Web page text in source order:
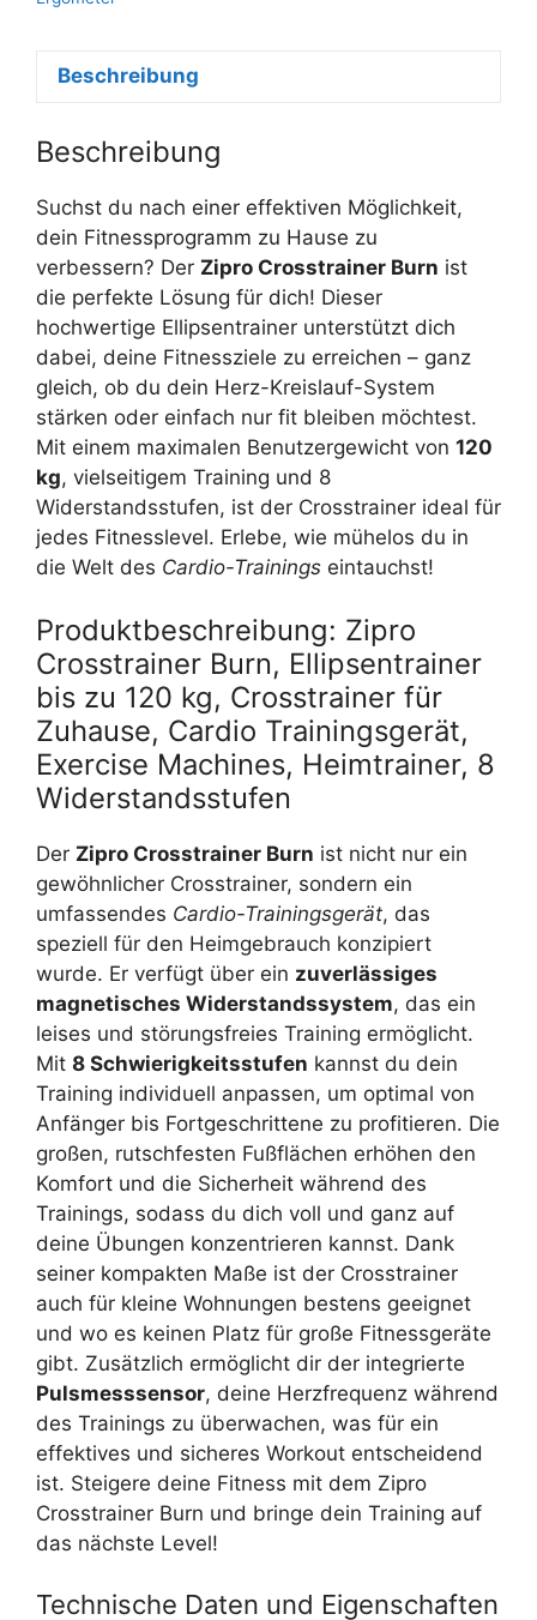
Beschreibung
Beschreibung
Suchst du nach einer effektiven Möglichkeit,
dein Fitnessprogramm zu Hause zu
verbessern? Der Zipro Crosstrainer Burn ist
die perfekte Lösung für dich! Dieser
hochwertige Ellipsentrainer unterstützt dich
dabei, deine Fitnessziele zu erreichen – ganz
gleich, ob du dein Herz-Kreislauf-System
stärken oder einfach nur fit bleiben möchtest.
Mit einem maximalen Benutzergewicht von 120
kg, vielseitigem Training und 8
Widerstandsstufen, ist der Crosstrainer ideal für
jedes Fitnesslevel. Erlebe, wie mühelos du in
die Welt des Cardio-Trainings eintauchst!
Produktbeschreibung: Zipro
Crosstrainer Burn, Ellipsentrainer
bis zu 120 kg, Crosstrainer für
Zuhause, Cardio Trainingsgerät,
Exercise Machines, Heimtrainer, 8
Widerstandsstufen
Der Zipro Crosstrainer Burn ist nicht nur ein
gewöhnlicher Crosstrainer, sondern ein
umfassendes Cardio-Trainingsgerät, das
speziell für den Heimgebrauch konzipiert
wurde. Er verfügt über ein zuverlässiges
magnetisches Widerstandssystem, das ein
leises und störungsfreies Training ermöglicht.
Mit 8 Schwierigkeitsstufen kannst du dein
Training individuell anpassen, um optimal von
Anfänger bis Fortgeschrittene zu profitieren. Die
großen, rutschfesten Fußflächen erhöhen den
Komfort und die Sicherheit während des
Trainings, sodass du dich voll und ganz auf
deine Übungen konzentrieren kannst. Dank
seiner kompakten Maße ist der Crosstrainer
auch für kleine Wohnungen bestens geeignet
und wo es keinen Platz für große Fitnessgeräte
gibt. Zusätzlich ermöglicht dir der integrierte
Pulsmesssensor, deine Herzfrequenz während
des Trainings zu überwachen, was für ein
effektives und sicheres Workout entscheidend
ist. Steigere deine Fitness mit dem Zipro
Crosstrainer Burn und bringe dein Training auf
das nächste Level!
Technische Daten und Eigenschaften